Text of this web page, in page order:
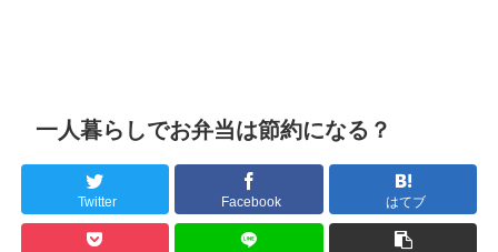
一人暮らしでお弁当は節約になる？
Twitter Facebook はてブ